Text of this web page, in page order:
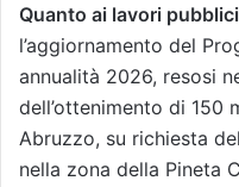
Quanto ai lavori pubblici
l’aggiornamento del
annualità 2026, resosi
dell’ottenimento di 150
Abruzzo, su richiesta
nella zona della Pineta